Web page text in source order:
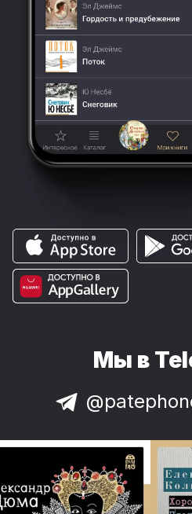
Мы в